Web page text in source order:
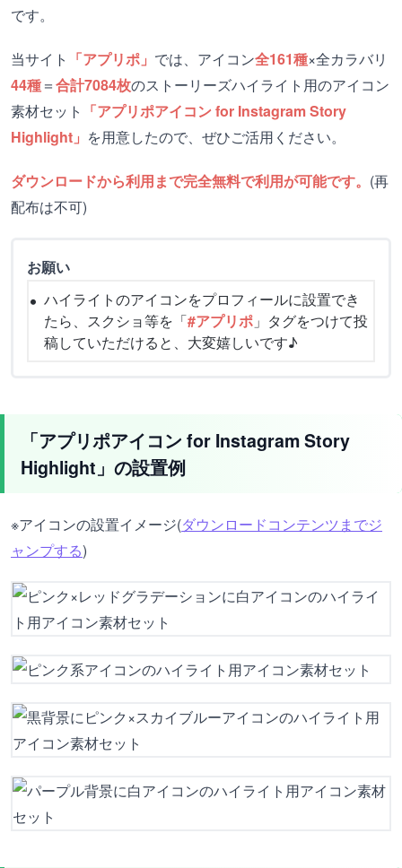
です。
当サイト 「アプリポ」 では、アイコン全161種×全カラバリ
44種＝合計7084枚のストーリーズハイライト用のアイコン
素材セット 「アプリポアイコン for Instagram Story
Highlight」 を用意したので、ぜひご活用ください。
ダウンロードから利用まで完全無料で利用が可能です。 (再
配布は不可)
お願い
ハイライトのアイコンをプロフィールに設置でき
たら、スクショ等を「#アプリポ 」タグをつけて投
稿していただけると、大変嬉しいです♪
「アプリポアイコン for Instagram Story
Highlight」の設置例
※アイコンの設置イメージ(ダウンロードコンテンツまでジ
ャンプする)